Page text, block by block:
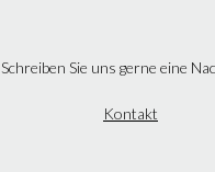
Schreiben Sie uns gerne eine
Kontakt